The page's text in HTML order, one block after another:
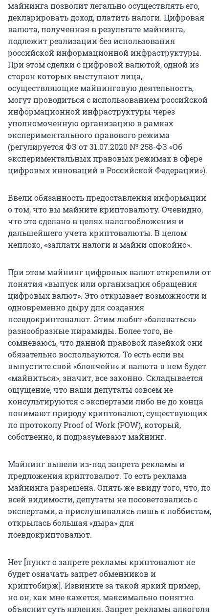
майнинга позволит легально осуществлять его,
декларировать доход, платить налоги. Цифровая
валюта, полученная в результате майнинга,
подлежит реализации без использования
российской информационной инфраструктуры.
При этом сделки с цифровой валютой, одной из
сторон которых выступают лица,
осуществляющие майнинговую деятельность,
могут проводиться с использованием российской
информационной инфраструктуры через
уполномоченную организацию в рамках
экспериментального правового режима
(регулируется ФЗ от 31.07.2020 № 258-ФЗ «Об
экспериментальных правовых режимах в сфере
цифровых инноваций в Российской Федерации»).
Ввели обязанность предоставления информации
о том, что вы майните криптовалюту. Очевидно,
что это сделано в целях налогообложения и
дальшейшего учета криптовалюты. В целом
неплохо, «заплати налоги и майни спокойно».
При этом майнинг цифровых валют открепили от
понятия «выпуск или организация обращения
цифровых валют». Это открывает возможности и
одновременно дыру для создания
псевдокриптовалют. Этим любят «баловаться»
разнообразные пирамиды. Более того, не
сомневаюсь, что данной правовой лазейкой они
обязательно воспользуются. То есть если вы
выпустите свой «блокчейн» и валюта в нем будет
«майниться», значит, все законно. Складывается
ощущение, что наши депутаты совсем не
консультируются с экспертами либо не до конца
понимают природу криптовалют, существующих
по протоколу Proof of Work (POW), который,
собственно, и подразумевают майнинг.
Майнинг вывели из-под запрета рекламы и
предложения криптовалют. То есть реклама
майнинга разрешена. Опять же ввиду того, что, по
всей видимости, депутаты не посоветовались с
экспертами, а прислушивались лишь к лоббистам,
открылась большая «дыра» для
псевдокриптовалют.
Нет [пункт о запрете рекламы криптовалют не
будет означать запрет обменников и
криптобирж]. Извините за такой яркий пример,
но он, как мне кажется, максимально понятно
объяснит суть явления. Запрет рекламы алкоголя